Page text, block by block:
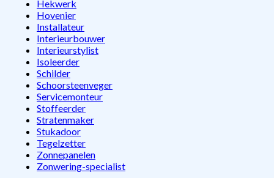
Hekwerk
Hovenier
Installateur
Interieurbouwer
Interieurstylist
Isoleerder
Schilder
Schoorsteenveger
Servicemonteur
Stoffeerder
Stratenmaker
Stukadoor
Tegelzetter
Zonnepanelen
Zonwering-specialist